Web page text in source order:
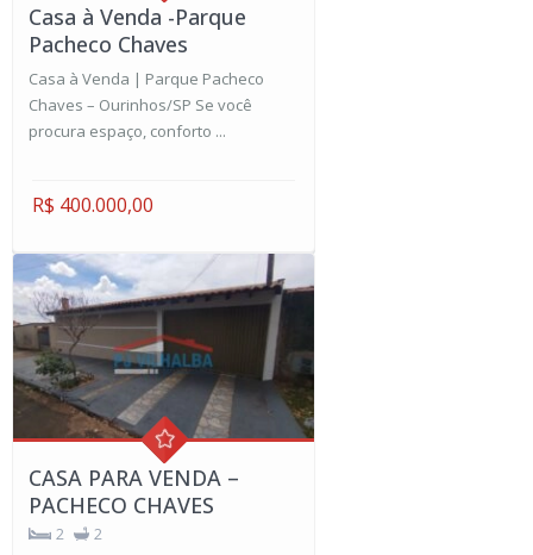
Casa à Venda -Parque
Pacheco Chaves
Casa à Venda | Parque Pacheco
Chaves – Ourinhos/SP Se você
procura espaço, conforto ...
R$ 400.000,00
CASA PARA VENDA –
PACHECO CHAVES
2
2